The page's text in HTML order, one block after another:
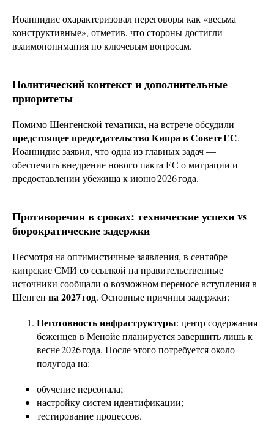
Иоаннидис охарактеризовал переговоры как «весьма
конструктивные», отметив, что стороны достигли
взаимопонимания по ключевым вопросам.
Политический контекст и дополнительные
приоритеты
Помимо Шенгенской тематики, на встрече обсудили
предстоящее председательство Кипра в Совете ЕС.
Иоаннидис заявил, что одна из главных задач —
обеспечить внедрение нового пакта ЕС о миграции и
предоставлении убежища к июню 2026 года.
Противоречия в сроках: технические успехи vs
бюрократические задержки
Несмотря на оптимистичные заявления, в сентябре
кипрские СМИ со ссылкой на правительственные
источники сообщали о возможном переносе вступления в
Шенген на 2027 год. Основные причины задержки:
Неготовность инфраструктуры: центр содержания
беженцев в Менойе планируется завершить лишь к
весне 2026 года. После этого потребуется около
полугода на:
обучение персонала;
настройку систем идентификации;
тестирование процессов.